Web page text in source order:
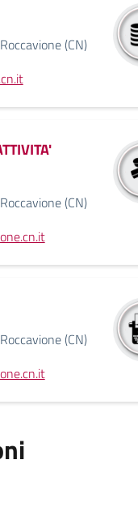
(CN)
(CN)
(CN)